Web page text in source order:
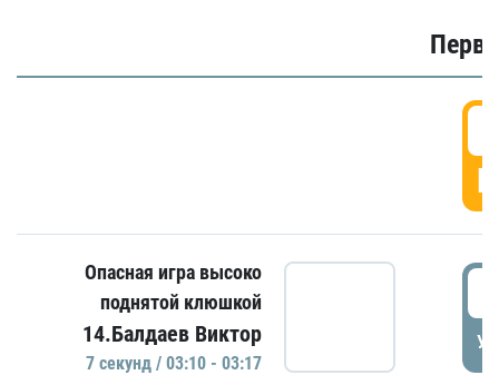
Опасная игра высоко
поднятой клюшкой
14.Балдаев Виктор
7 секунд / 03:10 - 03:17